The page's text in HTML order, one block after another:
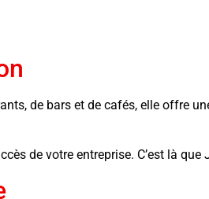
de bars et de cafés, elle offre
de votre entreprise. C’est là que